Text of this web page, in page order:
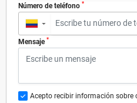
Número de teléfono *
▼
Mensaje *
Acepto recibir información